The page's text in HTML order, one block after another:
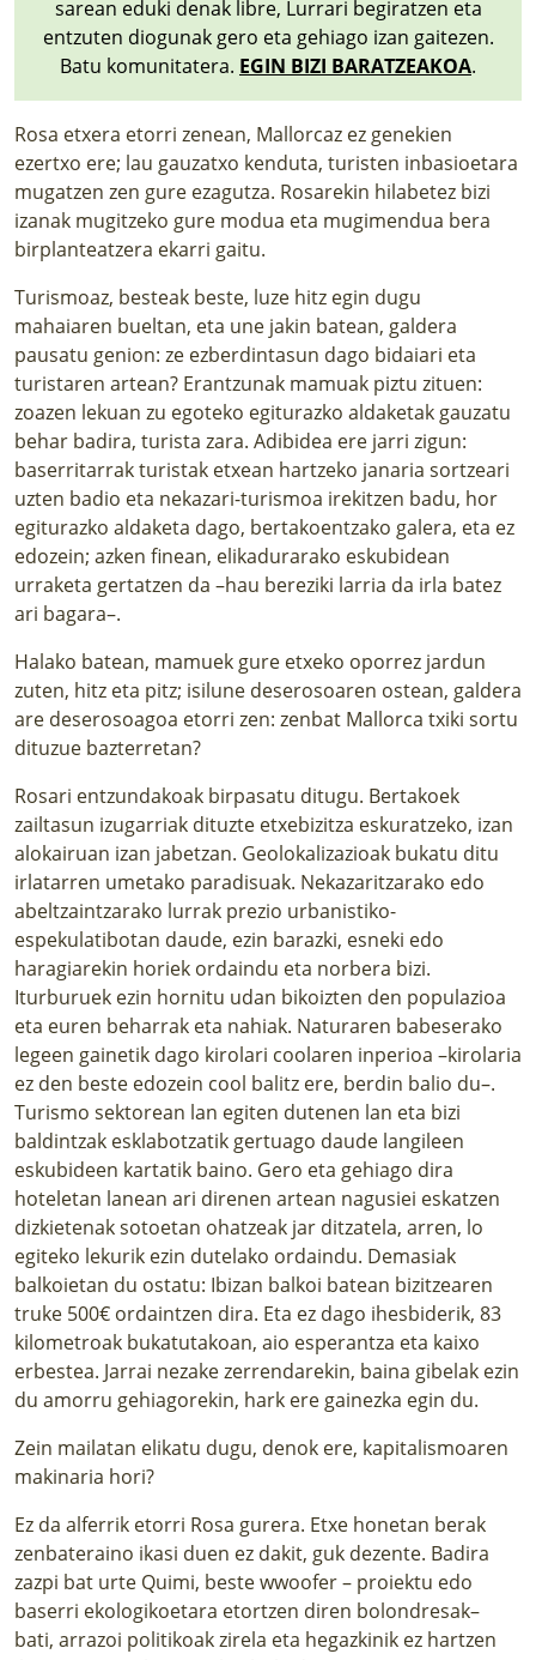
sarean eduki denak libre, Lurrari begiratzen eta
entzuten diogunak gero eta gehiago izan gaitezen.
Batu komunitatera. EGIN BIZI BARATZEAKOA.
Rosa etxera etorri zenean, Mallorcaz ez genekien
ezertxo ere; lau gauzatxo kenduta, turisten inbasioetara
mugatzen zen gure ezagutza. Rosarekin hilabetez bizi
izanak mugitzeko gure modua eta mugimendua bera
birplanteatzera ekarri gaitu.
Turismoaz, besteak beste, luze hitz egin dugu
mahaiaren bueltan, eta une jakin batean, galdera
pausatu genion: ze ezberdintasun dago bidaiari eta
turistaren artean? Erantzunak mamuak piztu zituen:
zoazen lekuan zu egoteko egiturazko aldaketak gauzatu
behar badira, turista zara. Adibidea ere jarri zigun:
baserritarrak turistak etxean hartzeko janaria sortzeari
uzten badio eta nekazari-turismoa irekitzen badu, hor
egiturazko aldaketa dago, bertakoentzako galera, eta ez
edozein; azken finean, elikadurarako eskubidean
urraketa gertatzen da –hau bereziki larria da irla batez
ari bagara–.
Halako batean, mamuek gure etxeko oporrez jardun
zuten, hitz eta pitz; isilune deserosoaren ostean, galdera
are deserosoagoa etorri zen: zenbat Mallorca txiki sortu
dituzue bazterretan?
Rosari entzundakoak birpasatu ditugu. Bertakoek
zailtasun izugarriak dituzte etxebizitza eskuratzeko, izan
alokairuan izan jabetzan. Geolokalizazioak bukatu ditu
irlatarren umetako paradisuak. Nekazaritzarako edo
abeltzaintzarako lurrak prezio urbanistiko-
espekulatibotan daude, ezin barazki, esneki edo
haragiarekin horiek ordaindu eta norbera bizi.
Iturburuek ezin hornitu udan bikoizten den populazioa
eta euren beharrak eta nahiak. Naturaren babeserako
legeen gainetik dago kirolari coolaren inperioa –kirolaria
ez den beste edozein cool balitz ere, berdin balio du–.
Turismo sektorean lan egiten dutenen lan eta bizi
baldintzak esklabotzatik gertuago daude langileen
eskubideen kartatik baino. Gero eta gehiago dira
hoteletan lanean ari direnen artean nagusiei eskatzen
dizkietenak sotoetan ohatzeak jar ditzatela, arren, lo
egiteko lekurik ezin dutelako ordaindu. Demasiak
balkoietan du ostatu: Ibizan balkoi batean bizitzearen
truke 500€ ordaintzen dira. Eta ez dago ihesbiderik, 83
kilometroak bukatutakoan, aio esperantza eta kaixo
erbestea. Jarrai nezake zerrendarekin, baina gibelak ezin
du amorru gehiagorekin, hark ere gainezka egin du.
Zein mailatan elikatu dugu, denok ere, kapitalismoaren
makinaria hori?
Ez da alferrik etorri Rosa gurera. Etxe honetan berak
zenbateraino ikasi duen ez dakit, guk dezente. Badira
zazpi bat urte Quimi, beste wwoofer – proiektu edo
baserri ekologikoetara etortzen diren bolondresak–
bati, arrazoi politikoak zirela eta hegazkinik ez hartzen